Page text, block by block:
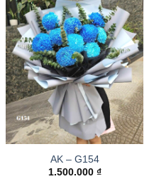
AK – G154
1.500.000 ₫